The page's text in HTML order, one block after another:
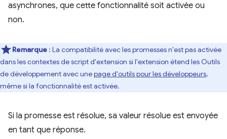
asynchrones, que cette fonctionnalité soit activée ou
non.
Remarque : La compatibilité avec les promesses n'est pas activée
dans les contextes de script d'extension si l'extension étend les Outils
de développement avec unepage d'outils pour les développeurs,
même si la fonctionnalité est activée.
Si la promesse est résolue, sa valeur résolue est envoyée
en tant que réponse.